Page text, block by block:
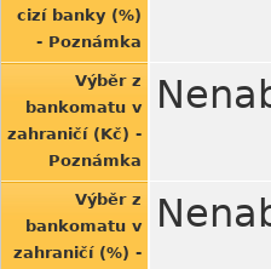
cizí banky (%)
- Poznámka
Výběr z
bankomatu v
zahraničí (Kč) -
Poznámka
Výběr z
bankomatu v
zahraničí (%) -